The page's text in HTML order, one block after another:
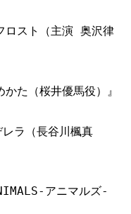
ロスト（主演 奥沢律
た（桜井優馬役）』
ラ（長谷川楓真
アニマルズ‐